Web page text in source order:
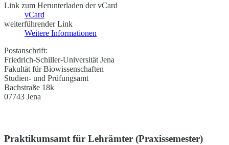
Link zum Herunterladen der vCard
vCard
weiterführender Link
Weitere Informationen
Postanschrift:
Friedrich-Schiller-Universität Jena
Fakultät für Biowissenschaften
Studien- und Prüfungsamt
Bachstraße 18k
07743 Jena
Praktikumsamt für Lehrämter (Praxissemester)